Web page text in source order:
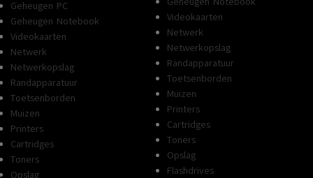
Geheugen PC
Geheugen Notebook
Videokaarten
Netwerk
Netwerkopslag
Randapparatuur
Toetsenborden
Muizen
Printers
Cartridges
Toners
Opslag
Videokaarten
Netwerk
Netwerkopslag
Randapparatuur
Toetsenborden
Muizen
Printers
Cartridges
Toners
Opslag
Flashdrives